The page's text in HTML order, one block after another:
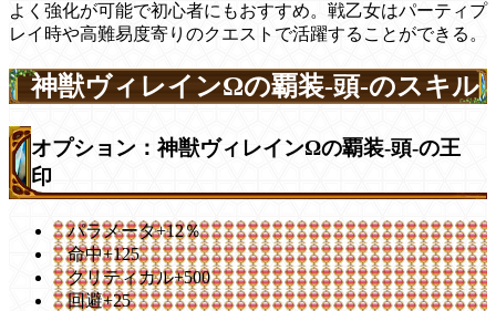
よく強化が可能で初心者にもおすすめ。戦乙女はパーティプ
レイ時や高難易度寄りのクエストで活躍することができる。
神獣ヴィレインΩの覇装-頭-のスキル
オプション：神獣ヴィレインΩの覇装-頭-の王
印
パラメータ+12％
命中+125
クリティカル+500
回避+25